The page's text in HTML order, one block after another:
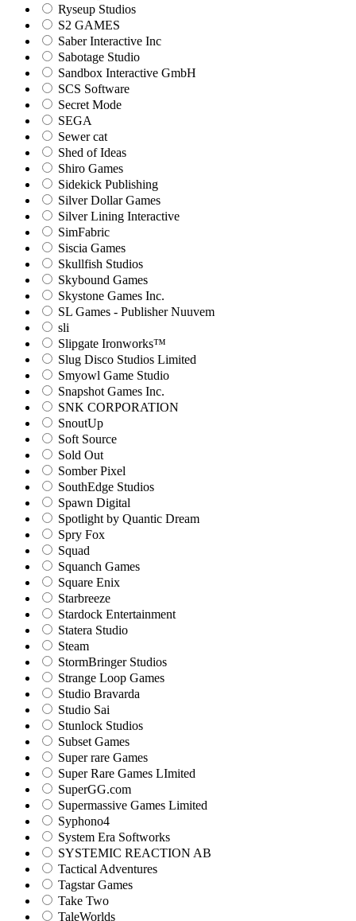
Ryseup Studios
S2 GAMES
Saber Interactive Inc
Sabotage Studio
Sandbox Interactive GmbH
SCS Software
Secret Mode
SEGA
Sewer cat
Shed of Ideas
Shiro Games
Sidekick Publishing
Silver Dollar Games
Silver Lining Interactive
SimFabric
Siscia Games
Skullfish Studios
Skybound Games
Skystone Games Inc.
SL Games - Publisher Nuuvem
sli
Slipgate Ironworks™
Slug Disco Studios Limited
Smyowl Game Studio
Snapshot Games Inc.
SNK CORPORATION
SnoutUp
Soft Source
Sold Out
Somber Pixel
SouthEdge Studios
Spawn Digital
Spotlight by Quantic Dream
Spry Fox
Squad
Squanch Games
Square Enix
Starbreeze
Stardock Entertainment
Statera Studio
Steam
StormBringer Studios
Strange Loop Games
Studio Bravarda
Studio Sai
Stunlock Studios
Subset Games
Super rare Games
Super Rare Games LImited
SuperGG.com
Supermassive Games Limited
Syphono4
System Era Softworks
SYSTEMIC REACTION AB
Tactical Adventures
Tagstar Games
Take Two
TaleWorlds